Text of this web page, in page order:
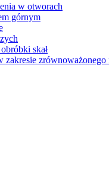
w otworach
górnym
skał
zrównoważonego